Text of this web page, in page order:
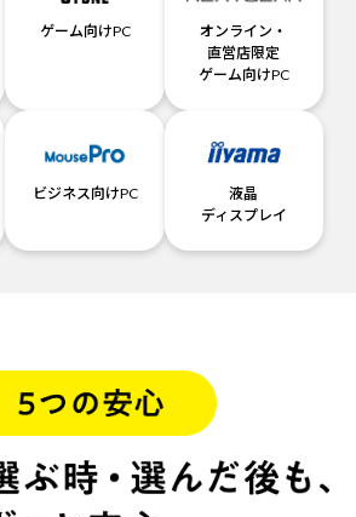
ゲーム向けPC
オンライン・
直営店限定
ゲーム向けPC
ビジネス向けPC
液晶
ディスプレイ